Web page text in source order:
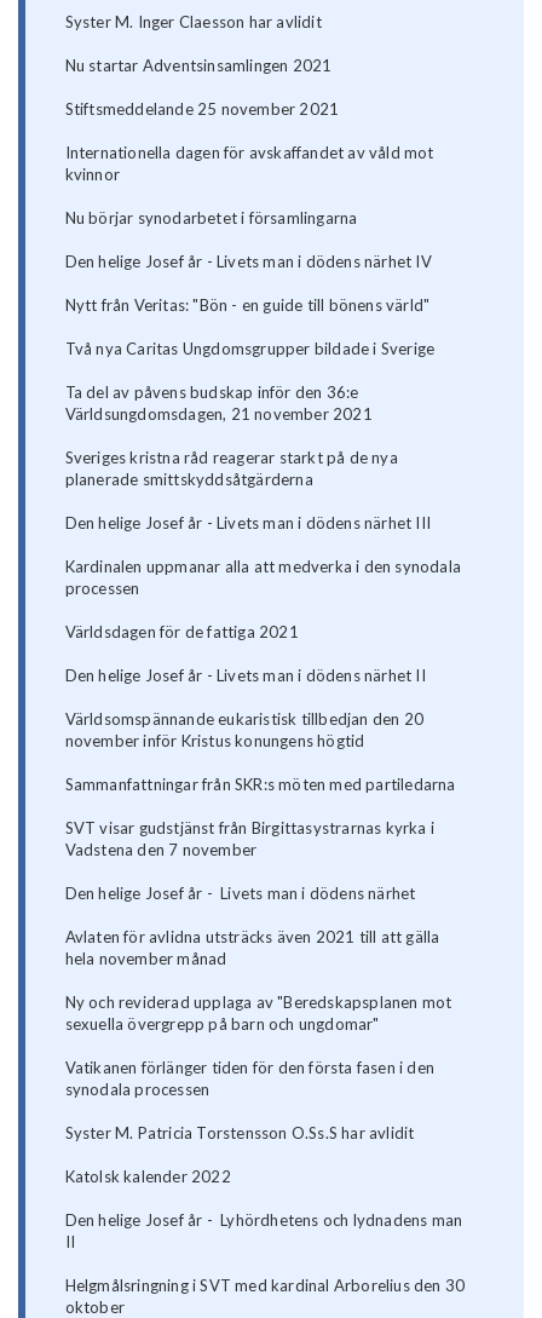
Syster M. Inger Claesson har avlidit
Nu startar Adventsinsamlingen 2021
Stiftsmeddelande 25 november 2021
Internationella dagen för avskaffandet av våld mot
kvinnor
Nu börjar synodarbetet i församlingarna
Den helige Josef år - Livets man i dödens närhet IV
Nytt från Veritas: "Bön - en guide till bönens värld"
Två nya Caritas Ungdomsgrupper bildade i Sverige
Ta del av påvens budskap inför den 36:e
Världsungdomsdagen, 21 november 2021
Sveriges kristna råd reagerar starkt på de nya
planerade smittskyddsåtgärderna
Den helige Josef år - Livets man i dödens närhet III
Kardinalen uppmanar alla att medverka i den synodala
processen
Världsdagen för de fattiga 2021
Den helige Josef år - Livets man i dödens närhet II
Världsomspännande eukaristisk tillbedjan den 20
november inför Kristus konungens högtid
Sammanfattningar från SKR:s möten med partiledarna
SVT visar gudstjänst från Birgittasystrarnas kyrka i
Vadstena den 7 november
Den helige Josef år - Livets man i dödens närhet
Avlaten för avlidna utsträcks även 2021 till att gälla
hela november månad
Ny och reviderad upplaga av "Beredskapsplanen mot
sexuella övergrepp på barn och ungdomar"
Vatikanen förlänger tiden för den första fasen i den
synodala processen
Syster M. Patricia Torstensson O.Ss.S har avlidit
Katolsk kalender 2022
Den helige Josef år - Lyhördhetens och lydnadens man
II
Helgmålsringning i SVT med kardinal Arborelius den 30
oktober